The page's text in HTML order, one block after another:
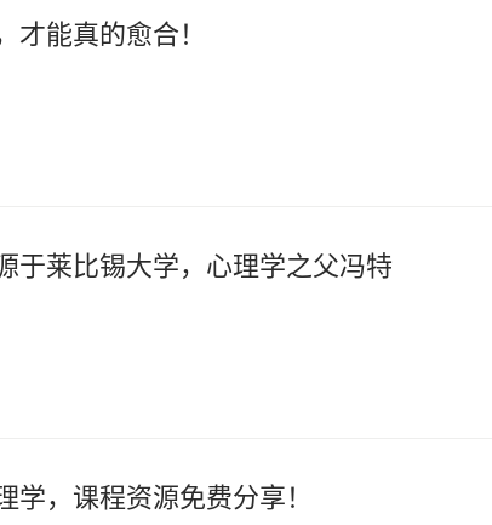
才能真的愈合！
于莱比锡大学，心理学之父冯特
学，课程资源免费分享！